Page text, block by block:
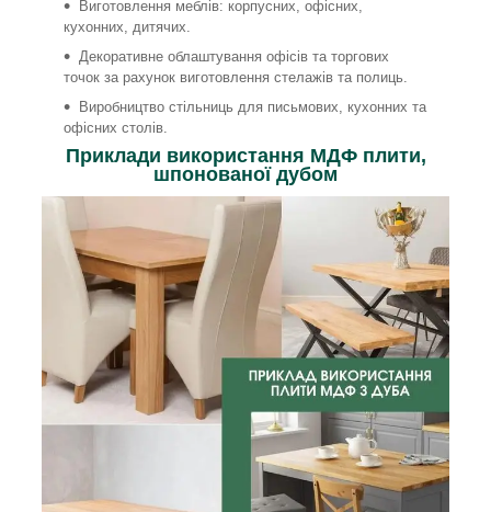
Виготовлення меблів: корпусних, офісних,
кухонних, дитячих.
Декоративне облаштування офісів та торгових
точок за рахунок виготовлення стелажів та полиць.
Виробництво стільниць для письмових, кухонних та
офісних столів.
Приклади використання МДФ плити,
шпонованої дубом